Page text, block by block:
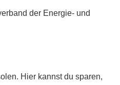
der Energie- und
Hier kannst du sparen,